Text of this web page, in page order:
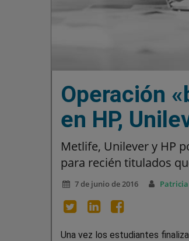
Operación
en HP,
Metlife, Unilever y HP
para recién titulados
7 de junio de 2016
Una vez los estudiantes